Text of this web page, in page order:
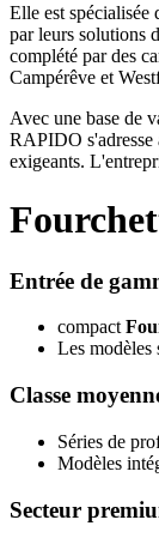
Elle est spécialisée
par leurs solutions
complété par des
Campérêve et
Avec une base de
RAPIDO s'adresse
exigeants.
Entrée de
compact
Les modèles
Classe
Séries de
Modèles
Secteur